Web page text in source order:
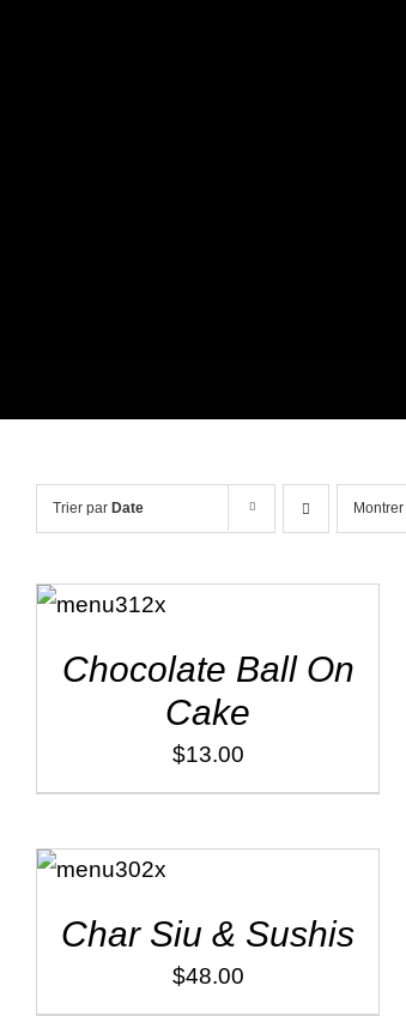
Trier par Date Montrer
ADD TO
CART
/
Chocolate Ball On
Cake
$13.00
ADD TO
CART
/
Char Siu & Sushis
$48.00